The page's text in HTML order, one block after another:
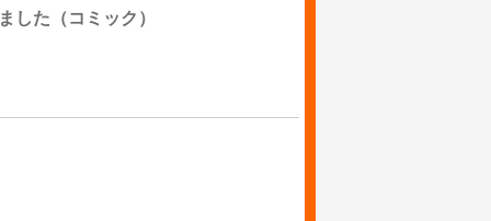
した（コミック）